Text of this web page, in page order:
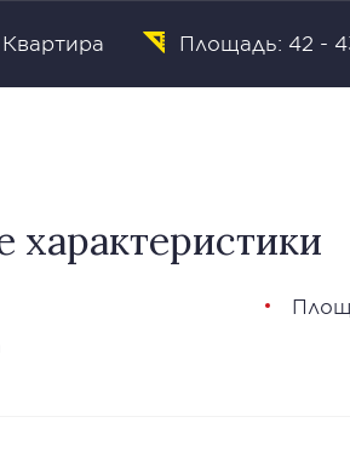
Площадь: 42 -